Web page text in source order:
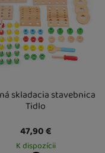
skladacia stavebnica
Tidlo
47,90€
K dispozícii